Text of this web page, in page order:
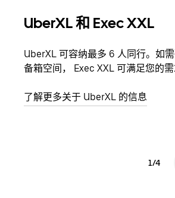
UberXL 和 Exec XXL
UberXL 可容纳最多 6 人同行。如
备箱空间， Exec XXL 可满足您的需
了解更多关于 UberXL 的信息
1/4